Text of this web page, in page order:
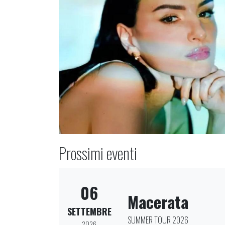
Prossimi eventi
06
SETTEMBRE Macerata
SUMMER TOUR 2026